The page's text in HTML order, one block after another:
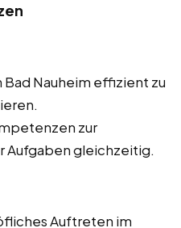
Nauheim effizient zu
zur
Aufgaben gleichzeitig.
Auftreten im